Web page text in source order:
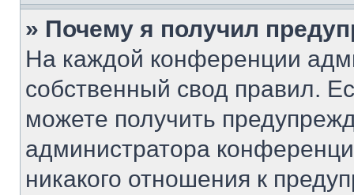
» Почему я получил
На каждой конференции
собственный свод правил.
можете получить
администратора
никакого отношения к